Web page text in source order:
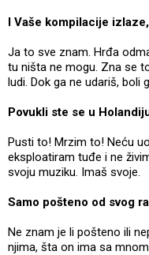
I Vaše kompilacije
Ja to sve znam. Hrđa
tu ništa ne mogu. Zna se
ludi. Dok ga ne udariš, boli
Povukli ste se u
Pusti to! Mrzim to! Neću
eksploatiram tuđe i ne
svoju muziku. Imaš svoje.
Samo pošteno od svog
Ne znam je li pošteno ili
njima, šta on ima sa